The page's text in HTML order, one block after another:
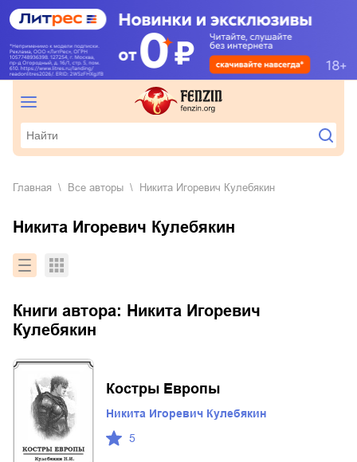
Главная Все авторы Никита Игоревич Кулебякин
Никита Игоревич Кулебякин
Книги автора: Никита Игоревич
Кулебякин
Костры Европы
Никита Игоревич Кулебякин
5